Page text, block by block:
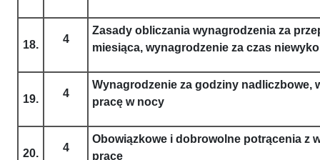
18. 4
Zasady obliczania wynagrodzenia za
miesiąca, wynagrodzenie za czas
19. 4
Wynagrodzenie za godziny nadliczbowe,
pracę w nocy
20. 4
Obowiązkowe i dobrowolne potrącenia z
pracę